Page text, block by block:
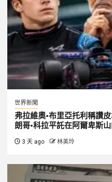
世界新聞
弗拉維奧·布里亞托利稱讚
朗哥·科拉平託在阿爾卑斯山
3 天 ago 林美玲